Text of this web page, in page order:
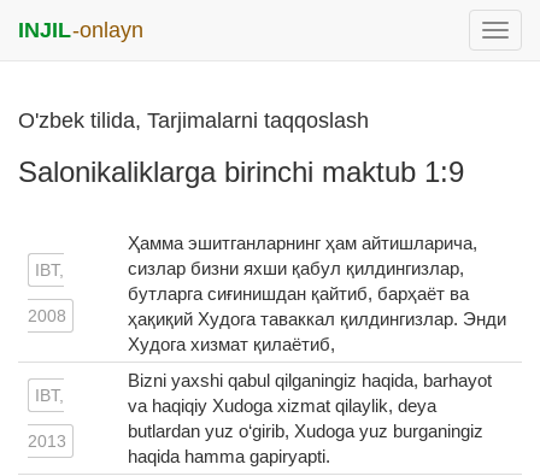
меню
INJIL-onlayn
O'zbek tilida, Tarjimalarni taqqoslash
Salonikaliklarga birinchi maktub 1:9
IBT,
2008
Ҳамма эшитганларнинг ҳам айтишларича,
сизлар бизни яхши қабул қилдингизлар,
бутларга сиғинишдан қайтиб, барҳаёт ва
ҳақиқий Худога таваккал қилдингизлар. Энди
Худога хизмат қилаётиб,
IBT,
2013
Bizni yaxshi qabul qilganingiz haqida, barhayot
va haqiqiy Xudoga xizmat qilaylik, deya
butlardan yuz o‘girib, Xudoga yuz burganingiz
haqida hamma gapiryapti.